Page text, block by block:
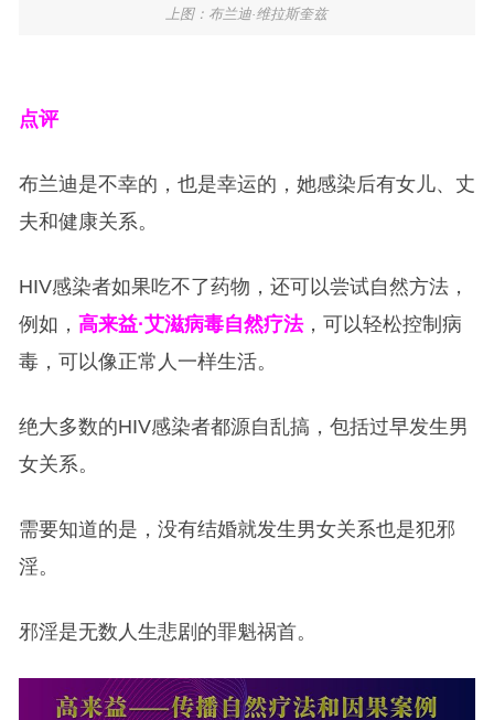
上图：布兰迪·维拉斯奎兹
点评
布兰迪是不幸的，也是幸运的，她感染后有女儿、丈
夫和健康关系。
HIV感染者如果吃不了药物，还可以尝试自然方法，
例如， 高来益·艾滋病毒自然疗法，可以轻松控制病
毒，可以像正常人一样生活。
绝大多数的HIV感染者都源自乱搞，包括过早发生男
女关系。
需要知道的是，没有结婚就发生男女关系也是犯邪
淫。
邪淫是无数人生悲剧的罪魁祸首。